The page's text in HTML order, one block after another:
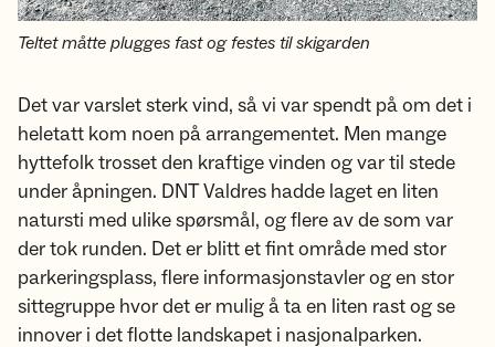
Teltet måtte plugges fast og festes til skigarden
Det var varslet sterk vind, så vi var spendt på om det i
heletatt kom noen på arrangementet. Men mange
hyttefolk trosset den kraftige vinden og var til stede
under åpningen. DNT Valdres hadde laget en liten
natursti med ulike spørsmål, og flere av de som var
der tok runden. Det er blitt et fint område med stor
parkeringsplass, flere informasjonstavler og en stor
sittegruppe hvor det er mulig å ta en liten rast og se
innover i det flotte landskapet i nasjonalparken.